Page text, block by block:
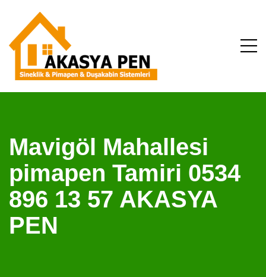
Mavigöl Mahallesi
pimapen Tamiri 0534
896 13 57 AKASYA
PEN